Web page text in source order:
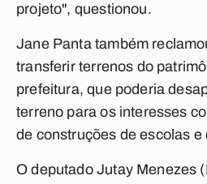
projeto", questionou.
Jane Panta também
transferir terrenos do
prefeitura, que poderia
terreno para os interesses
de construções de escolas e
O deputado Jutay Menezes